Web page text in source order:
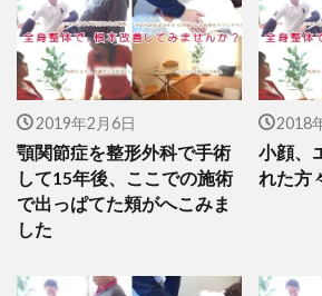
2019年2月6日
顎関節症を整形外科で手術
して15年後、ここでの施術
で出っぱてた頬がへこみま
した
2018
小顔、
れた方